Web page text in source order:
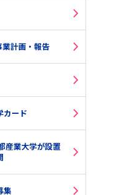
計画・報告
カード
産業大学が設置
集